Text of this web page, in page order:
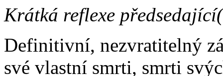
Krátká reflexe
Definitivní, nezvratitelný
své vlastní smrti, smrti